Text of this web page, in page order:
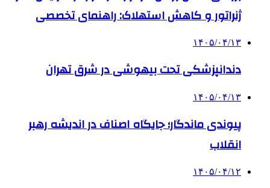
ژنراتور و کاهش استهلاک: راهنمای تخصصی
۱۴۰۵/۰۴/۱۳
دندانپزشکی تحت بیهوشی در شرق تهران
۱۴۰۵/۰۴/۱۳
پیوندی ماندگار؛ جایگاه اصناف در اندیشه رهبر
انقلاب
۱۴۰۵/۰۴/۱۲